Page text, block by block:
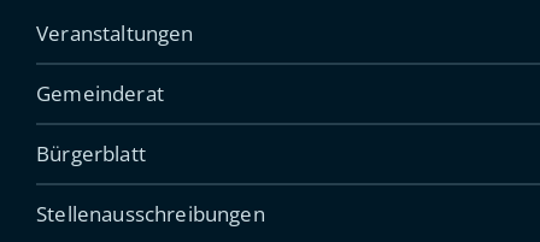
Veranstaltungen
Gemeinderat
Bürgerblatt
Stellenausschreibungen